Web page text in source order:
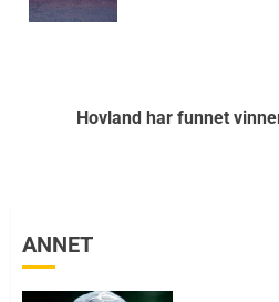
Hovland har funnet
ANNET